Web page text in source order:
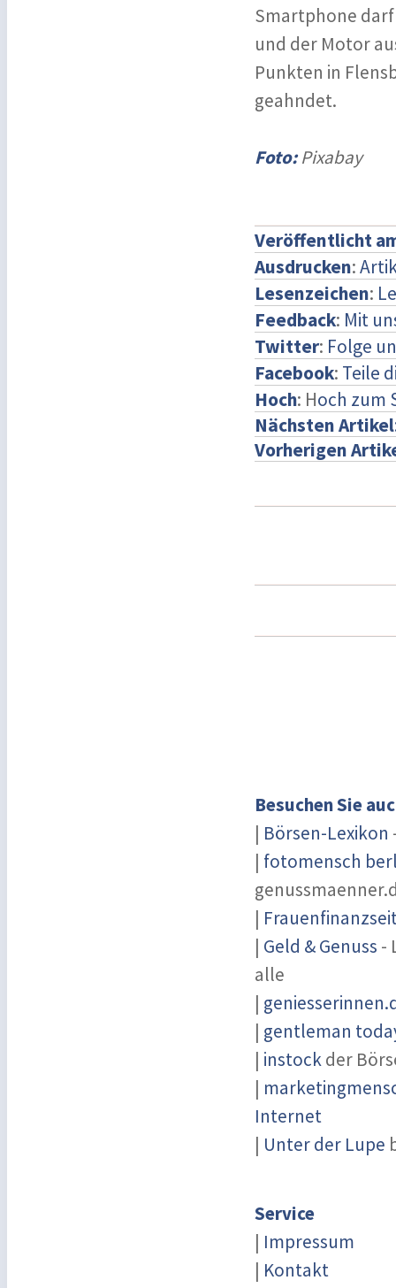
Smartphone
und der Motor
Punkten in
geahndet.
Foto:Pixabay
Veröffentlicht
Ausdrucken:
Lesenzeichen:
Feedback: Mit
Twitter: Folge
Facebook: Teile
Hoch: Hoch zum
Nächsten Artikel
Vorherigen
Besuchen Sie
| Börsen-Lexikon
| fotomensch
|
| Geld & Genuss -
alle
|
| gentleman
| instockder
|
Internet
| Unter der Lupe
Service
| Impressum
| Kontakt